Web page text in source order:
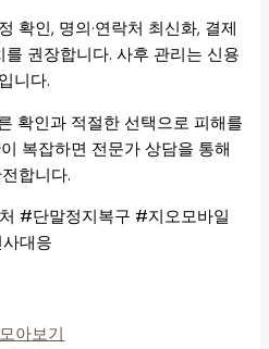
확인, 명의·연락처 최신화, 결제
권장합니다. 사후 관리는 신용
니다.
확인과 적절한 선택으로 피해를
복잡하면 전문가 상담을 통해
합니다.
#단말정지복구 #지오모바일
대응
아보기